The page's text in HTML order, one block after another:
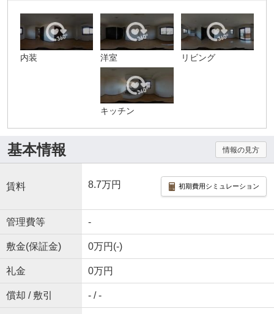
内装 洋室 リビング
キッチン
基本情報 情報の見方
賃料 8.7万円 初期費用シミュレーション
管理費等 -
敷金(保証金) 0万円(-)
礼金 0万円
償却 / 敷引 - / -